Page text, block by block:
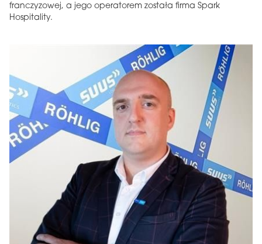
franczyzowej, a jego operatorem została firma Spark
Hospitality.